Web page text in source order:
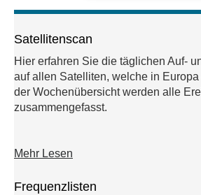
Satellitenscan
Hier erfahren Sie die täglichen Auf-
auf allen Satelliten, welche in
der Wochenübersicht werden alle
zusammengefasst.
Mehr Lesen
Frequenzlisten